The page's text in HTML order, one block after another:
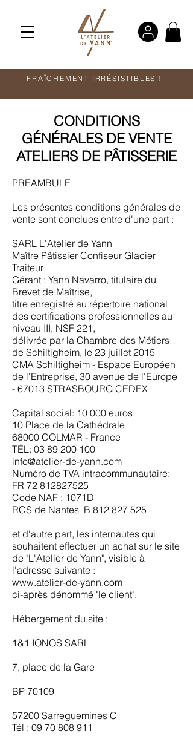
FRAÎCHEMENT IRRÉSISTIBLES !
CONDITIONS
GÉNÉRALES DE VENTE
ATELIERS DE PÂTISSERIE
PREAMBULE
Les présentes conditions générales de
vente sont conclues entre d'une part :
SARL L'Atelier de Yann
Maître Pâtissier Confiseur Glacier
Traiteur
Gérant : Yann Navarro, titulaire du
Brevet de Maîtrise,
titre enregistré au répertoire national
des certifications professionnelles au
niveau III, NSF 221,
délivrée par la Chambre des Métiers
de Schiltigheim, le 23 juillet 2015
CMA Schiltigheim - Espace Européen
de l'Entreprise, 30 avenue de l'Europe
- 67013 STRASBOURG CEDEX
Capital social: 10 000 euros
10 Place de la Cathédrale
68000 COLMAR - France
TÉL: 03 89 200 100
info@atelier-de-yann.com
Numéro de TVA intracommunautaire:
FR 72 812827525
Code NAF : 1071D
RCS de Nantes B 812 827 525
et d'autre part, les internautes qui
souhaitent effectuer un achat sur le site
de "L'Atelier de Yann", visible à
l'adresse suivante :
www.atelier-de-yann.com
ci-après dénommé "le client".
Hébergement du site :
1&1 IONOS SARL
7, place de la Gare
BP 70109
57200 Sarreguemines C
Tél : 09 70 808 911